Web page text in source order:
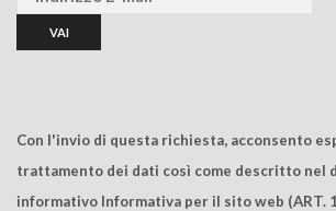
Con l'invio di questa richiesta, acconsento
trattamento dei dati così come descritto nel
informativo Informativa per il sito web (ART.